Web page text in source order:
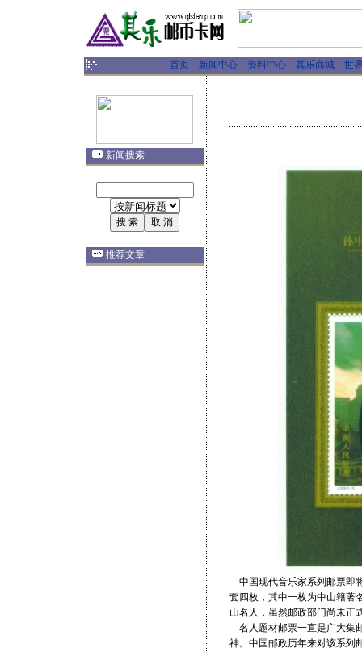
首页 新闻中心 资料中心 其乐商城 世
新闻搜索
推荐文章
中国现代音乐家系列邮票即
套四枚，其中一枚为中山籍著
山名人，虽然邮政部门尚未正
名人题材邮票一直是广大集
神。中国邮政历年来对该系列